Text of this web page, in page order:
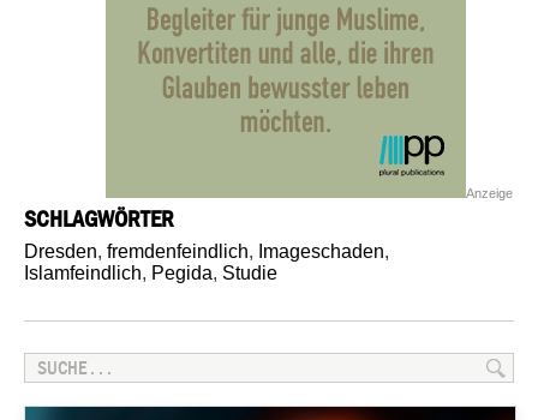
Anzeige
SCHLAGWÖRTER
Dresden, fremdenfeindlich, Imageschaden,
Islamfeindlich, Pegida, Studie